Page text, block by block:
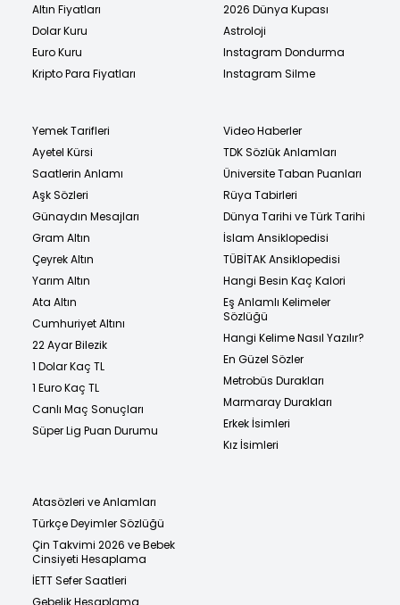
Altın Fiyatları
Dolar Kuru
Euro Kuru
Kripto Para Fiyatları
2026 Dünya Kupası
Astroloji
Instagram Dondurma
Instagram Silme
Yemek Tarifleri
Ayetel Kürsi
Saatlerin Anlamı
Aşk Sözleri
Günaydın Mesajları
Gram Altın
Çeyrek Altın
Yarım Altın
Ata Altın
Cumhuriyet Altını
22 Ayar Bilezik
1 Dolar Kaç TL
1 Euro Kaç TL
Canlı Maç Sonuçları
Süper Lig Puan Durumu
Video Haberler
TDK Sözlük Anlamları
Üniversite Taban Puanları
Rüya Tabirleri
Dünya Tarihi ve Türk Tarihi
İslam Ansiklopedisi
TÜBİTAK Ansiklopedisi
Hangi Besin Kaç Kalori
Eş Anlamlı Kelimeler
Sözlüğü
Hangi Kelime Nasıl Yazılır?
En Güzel Sözler
Metrobüs Durakları
Marmaray Durakları
Erkek İsimleri
Kız İsimleri
Atasözleri ve Anlamları
Türkçe Deyimler Sözlüğü
Çin Takvimi 2026 ve Bebek
Cinsiyeti Hesaplama
İETT Sefer Saatleri
Gebelik Hesaplama